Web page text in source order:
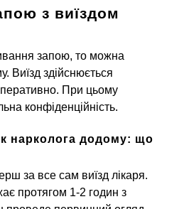
з виїздом
запою, то можна
Виїзд здійснюється
При цьому
конфіденційність.
нарколога додому: що
за все сам виїзд лікаря.
протягом 1-2 годин з